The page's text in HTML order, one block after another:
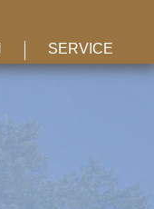
SERVICE